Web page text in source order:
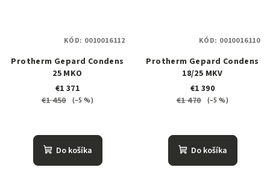
Protherm Gepard Condens
25 MKO
€1 371
€1 450
(–5 %)
Do košíka
KÓD: 0010016112
Protherm Gepard Condens
18/25 MKV
€1 390
€1 470
(–5 %)
Do košíka
KÓD: 0010016110